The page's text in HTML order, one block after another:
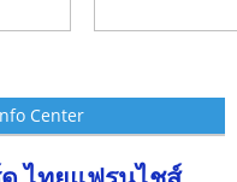
Center